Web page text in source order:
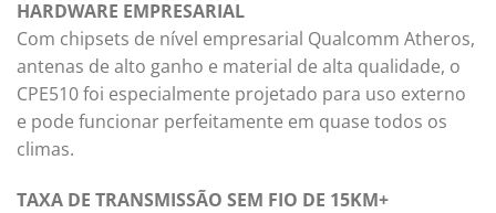
HARDWARE EMPRESARIAL
Com chipsets de nível empresarial Qualcomm Atheros,
antenas de alto ganho e material de alta qualidade, o
CPE510 foi especialmente projetado para uso externo
e pode funcionar perfeitamente em quase todos os
climas.
TAXA DE TRANSMISSÃO SEM FIO DE 15KM+